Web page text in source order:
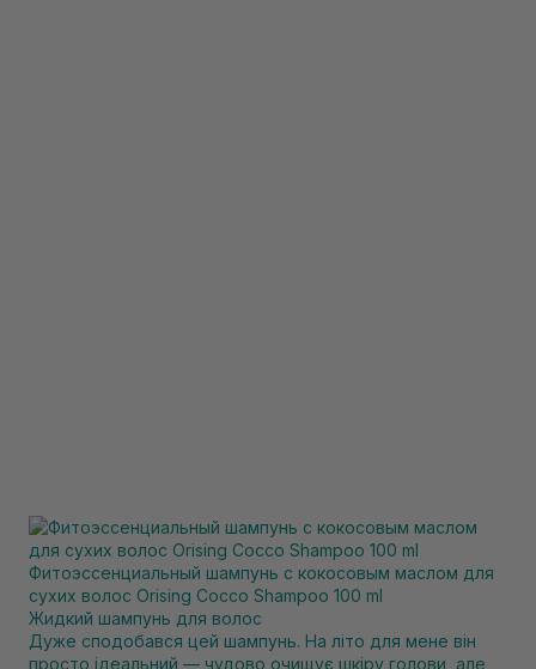
Фитоэссенциальный шампунь с кокосовым маслом для
сухих волос Orising Cocco Shampoo 100 ml
Жидкий шампунь для волос
Дуже сподобався цей шампунь. На літо для мене він
просто ідеальний — чудово очищує шкіру голови, але